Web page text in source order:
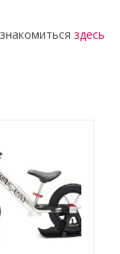
здесь